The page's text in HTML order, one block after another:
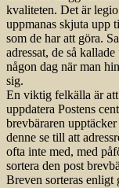
kvaliteten. Det är
uppmanas skjuta upp
som de har att göra.
adressat, de så
någon dag när man
sig.
En viktig felkälla är
uppdatera Postens
brevbäraren
denne se till att
ofta inte med, med
sortera den post
Breven sorteras enligt